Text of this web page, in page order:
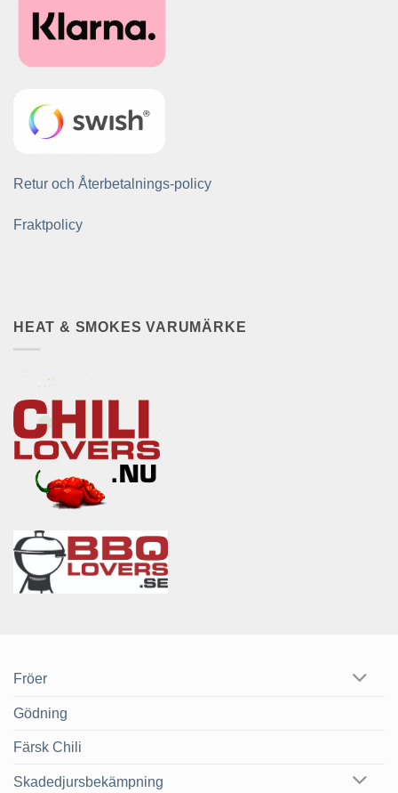
Retur och Återbetalnings-policy
Fraktpolicy
HEAT & SMOKES VARUMÄRKE
Fröer
Gödning
Färsk Chili
Skadedjursbekämpning